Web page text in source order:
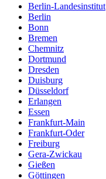
Berlin-Landesinstitut
Berlin
Bonn
Bremen
Chemnitz
Dortmund
Dresden
Duisburg
Düsseldorf
Erlangen
Essen
Frankfurt-Main
Frankfurt-Oder
Freiburg
Gera-Zwickau
Gießen
Göttingen